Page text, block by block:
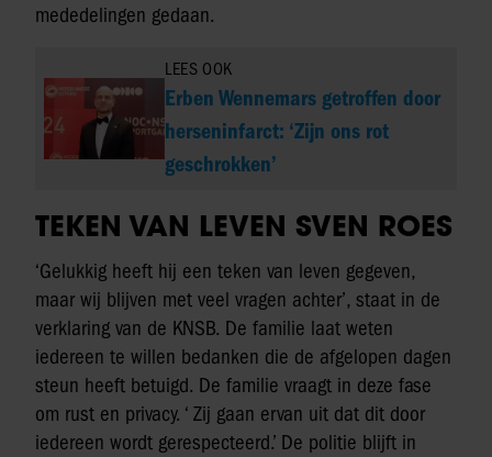
mededelingen gedaan.
LEES OOK
Erben Wennemars getroffen door
herseninfarct: ‘Zijn ons rot
geschrokken’
TEKEN VAN LEVEN SVEN ROES
‘Gelukkig heeft hij een teken van leven gegeven,
maar wij blijven met veel vragen achter’, staat in de
verklaring van de KNSB. De familie laat weten
iedereen te willen bedanken die de afgelopen dagen
steun heeft betuigd. De familie vraagt in deze fase
om rust en privacy. ‘ Zij gaan ervan uit dat dit door
iedereen wordt gerespecteerd.’ De politie blijft in